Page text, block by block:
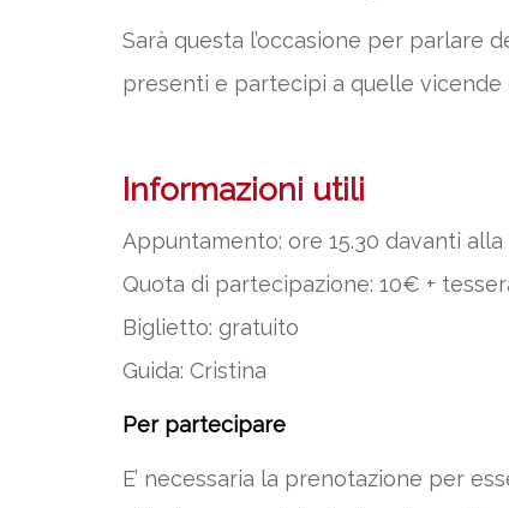
Sarà questa l’occasione per parlare
presenti e partecipi a quelle vicende
Informazioni utili
Appuntamento: ore 15.30 davanti
Quota di partecipazione: 10€ +
Biglietto: gratuito
Guida: Cristina
Per partecipare
E’ necessaria la prenotazione per